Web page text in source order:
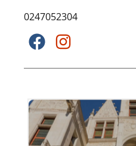
0247052304